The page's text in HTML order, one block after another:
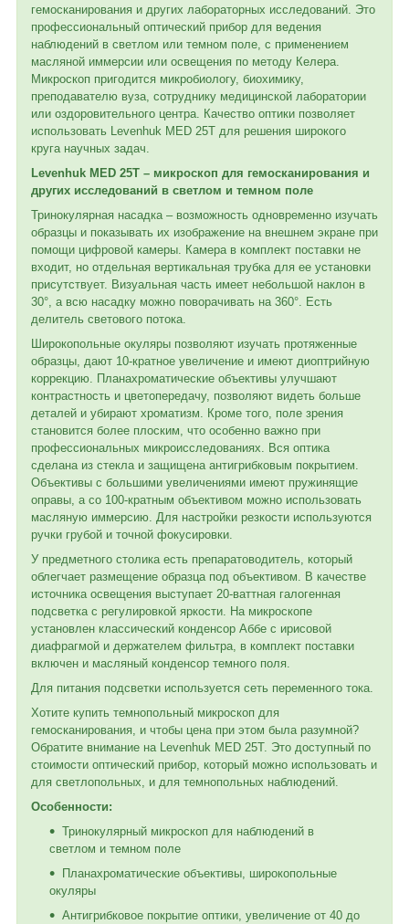
гемосканирования и других лабораторных исследований. Это
профессиональный оптический прибор для ведения
наблюдений в светлом или темном поле, с применением
масляной иммерсии или освещения по методу Келера.
Микроскоп пригодится микробиологу, биохимику,
преподавателю вуза, сотруднику медицинской лаборатории
или оздоровительного центра. Качество оптики позволяет
использовать Levenhuk MED 25T для решения широкого
круга научных задач.
Levenhuk MED 25T – микроскоп для гемосканирования и
других исследований в светлом и темном поле
Тринокулярная насадка – возможность одновременно изучать
образцы и показывать их изображение на внешнем экране при
помощи цифровой камеры. Камера в комплект поставки не
входит, но отдельная вертикальная трубка для ее установки
присутствует. Визуальная часть имеет небольшой наклон в
30°, а всю насадку можно поворачивать на 360°. Есть
делитель светового потока.
Широкопольные окуляры позволяют изучать протяженные
образцы, дают 10-кратное увеличение и имеют диоптрийную
коррекцию. Планахроматические объективы улучшают
контрастность и цветопередачу, позволяют видеть больше
деталей и убирают хроматизм. Кроме того, поле зрения
становится более плоским, что особенно важно при
профессиональных микроисследованиях. Вся оптика
сделана из стекла и защищена антигрибковым покрытием.
Объективы с большими увеличениями имеют пружинящие
оправы, а со 100-кратным объективом можно использовать
масляную иммерсию. Для настройки резкости используются
ручки грубой и точной фокусировки.
У предметного столика есть препаратоводитель, который
облегчает размещение образца под объективом. В качестве
источника освещения выступает 20-ваттная галогенная
подсветка с регулировкой яркости. На микроскопе
установлен классический конденсор Аббе с ирисовой
диафрагмой и держателем фильтра, в комплект поставки
включен и масляный конденсор темного поля.
Для питания подсветки используется сеть переменного тока.
Хотите купить темнопольный микроскоп для
гемосканирования, и чтобы цена при этом была разумной?
Обратите внимание на Levenhuk MED 25T. Это доступный по
стоимости оптический прибор, который можно использовать и
для светлопольных, и для темнопольных наблюдений.
Особенности:
Тринокулярный микроскоп для наблюдений в
светлом и темном поле
Планахроматические объективы, широкопольные
окуляры
Антигрибковое покрытие оптики, увеличение от 40 до